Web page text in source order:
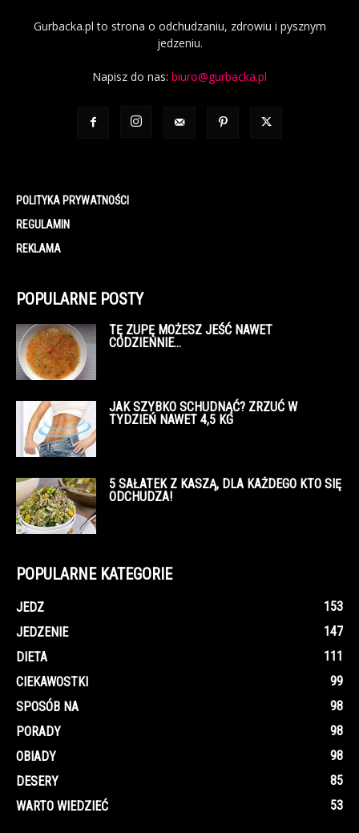
Gurbacka.pl to strona o odchudzaniu, zdrowiu i pysznym
jedzeniu.
Napisz do nas: biuro@gurbacka.pl
POLITYKA PRYWATNOŚCI
REGULAMIN
REKLAMA
POPULARNE POSTY
TĘ ZUPĘ MOŻESZ JEŚĆ NAWET
CODZIENNIE…
JAK SZYBKO SCHUDNĄĆ? ZRZUĆ W
TYDZIEŃ NAWET 4,5 KG
5 SAŁATEK Z KASZĄ, DLA KAŻDEGO KTO SIĘ
ODCHUDZA!
POPULARNE KATEGORIE
JEDZ
153
JEDZENIE
147
DIETA
111
CIEKAWOSTKI
99
SPOSÓB NA
98
PORADY
98
OBIADY
98
DESERY
85
WARTO WIEDZIEĆ
53